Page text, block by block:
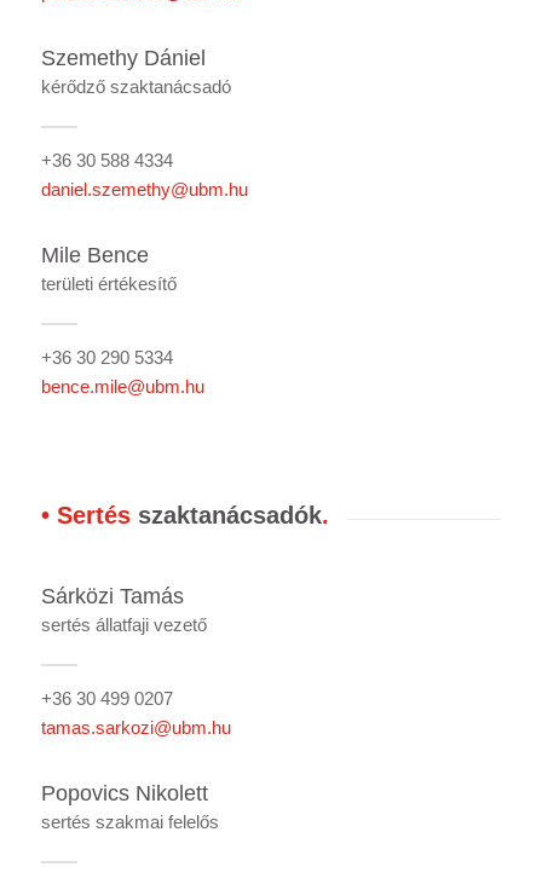
Szemethy Dániel
kérődző szaktanácsadó
+36 30 588 4334
daniel.szemethy@ubm.hu
Mile Bence
területi értékesítő
+36 30 290 5334
bence.mile@ubm.hu
• Sertésszaktanácsadók.
Sárközi Tamás
sertés állatfaji vezető
+36 30 499 0207
tamas.sarkozi@ubm.hu
Popovics Nikolett
sertés szakmai felelős